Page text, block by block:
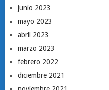
junio 2023
mayo 2023
abril 2023
marzo 2023
febrero 2022
diciembre 2021